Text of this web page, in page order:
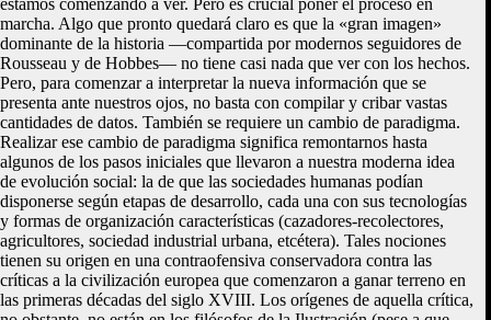
marcha. Algo que pronto quedará claro es que la «gran imagen»
dominante de la historia —compartida por modernos seguidores de
Rousseau y de Hobbes— no tiene casi nada que ver con los hechos.
Pero, para comenzar a interpretar la nueva información que se
presenta ante nuestros ojos, no basta con compilar y cribar vastas
cantidades de datos. También se requiere un cambio de paradigma.
Realizar ese cambio de paradigma significa remontarnos hasta
algunos de los pasos iniciales que llevaron a nuestra moderna idea
de evolución social: la de que las sociedades humanas podían
disponerse según etapas de desarrollo, cada una con sus tecnologías
y formas de organización características (cazadores-recolectores,
agricultores, sociedad industrial urbana, etcétera). Tales nociones
tienen su origen en una contraofensiva conservadora contra las
críticas a la civilización europea que comenzaron a ganar terreno en
las primeras décadas del siglo XVIII. Los orígenes de aquella crítica,